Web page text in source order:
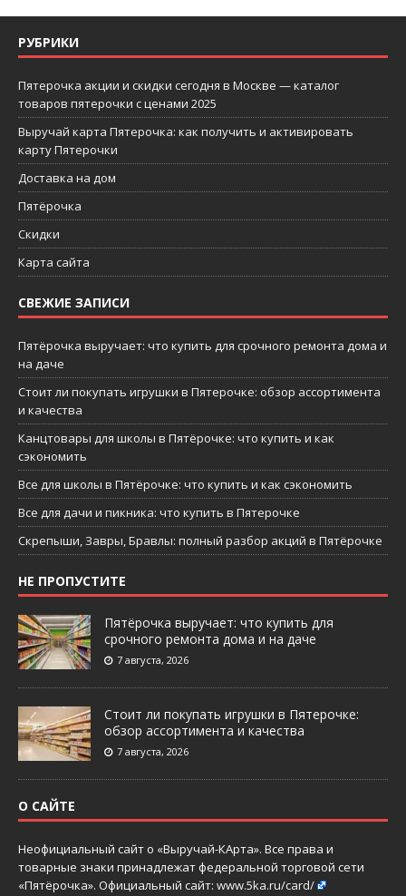
РУБРИКИ
Пятерочка акции и скидки сегодня в Москве — каталог
товаров пятерочки с ценами 2025
Выручай карта Пятерочка: как получить и активировать
карту Пятерочки
Доставка на дом
Пятёрочка
Скидки
Карта сайта
СВЕЖИЕ ЗАПИСИ
Пятёрочка выручает: что купить для срочного ремонта дома и
на даче
Стоит ли покупать игрушки в Пятерочке: обзор ассортимента
и качества
Канцтовары для школы в Пятёрочке: что купить и как
сэкономить
Все для школы в Пятёрочке: что купить и как сэкономить
Все для дачи и пикника: что купить в Пятерочке
Скрепыши, Завры, Бравлы: полный разбор акций в Пятёрочке
НЕ ПРОПУСТИТЕ
Пятёрочка выручает: что купить для
срочного ремонта дома и на даче
7 августа, 2026
Стоит ли покупать игрушки в Пятерочке:
обзор ассортимента и качества
7 августа, 2026
О САЙТЕ
Неофициальный сайт о «Выручай-КАрта». Все права и
товарные знаки принадлежат федеральной торговой сети
«Пятёрочка». Официальный сайт: www.5ka.ru/card/